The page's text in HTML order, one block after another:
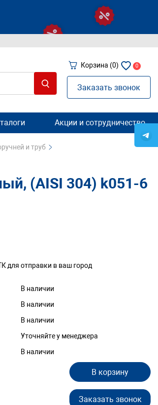
Корзина (0) 0
Заказать звонок
Акции и сотрудничество
и труб
(AISI 304) k051-6
для отправки в ваш город
В наличии
В наличии
В наличии
Уточняйте у менеджера
В наличии
В корзину
Заказать звонок